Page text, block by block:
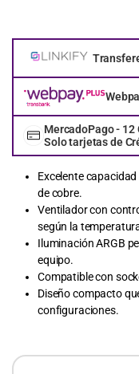
MercadoPago - 12
Solo tarjetas de
Excelente
de cobre.
Ventilador con
según la
Iluminación ARGB
equipo.
Compatible con
Diseño compacto
configuraciones.